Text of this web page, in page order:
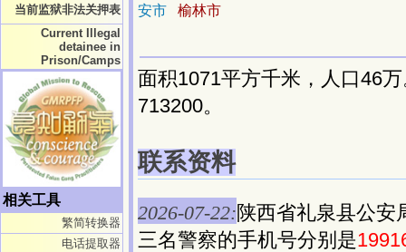
当前监狱非法关押表
Current Illegal
detainee in
Prison/Camps
相关工具
繁简转换器
电话提取器
安市
榆林市
面积1071平方千米，人口46
713200。
联系资料
2026-07-22:陕西省礼泉县公安
三名警察的手机号分别是